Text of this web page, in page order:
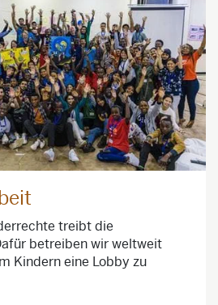
treibt die
betreiben wir weltweit
Kindern eine Lobby zu